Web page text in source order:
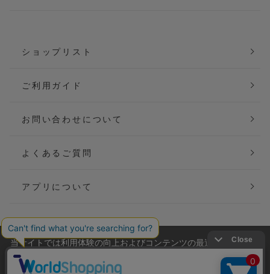
ショップリスト
ご利用ガイド
お問い合わせについて
よくあるご質問
アプリについて
会社概要
ご利用規約
当サイトでは利用体験の向上およびコンテンツの最適な提供、ト
ラフィックの分析を目的としてCookieを使用しています。
サイトの閲覧を継続された場合、Cookieの利用に同意したことも